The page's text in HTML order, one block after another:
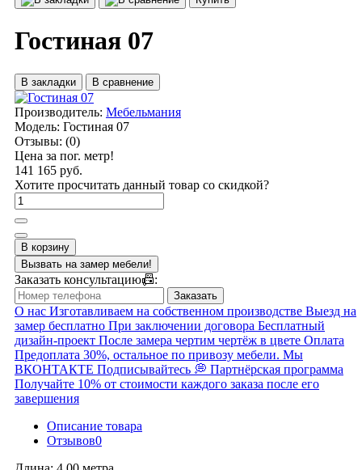
Гостиная 07
В закладки В сравнение
Производитель: Мебельмания
Модель: Гостиная 07
Отзывы: (0)
Цена за пог. метр!
141 165 руб.
Хотите просчитать данный товар со скидкой?
В корзину
Вызвать на замер мебели!
Заказать консультацию📠:
Заказать
О нас Изготавливаем на собственном производстве Выезд на
замер бесплатно При заключении договора Бесплатный
дизайн-проект После замера чертим чертёж в цвете Оплата
Предоплата 30%, остальное по привозу мебели. Мы
ВКОНТАКТЕ Подписывайтесь 💭 Партнёрская программа
Получайте 10% от стоимости каждого заказа после его
завершения
Описание товара
Отзывов0